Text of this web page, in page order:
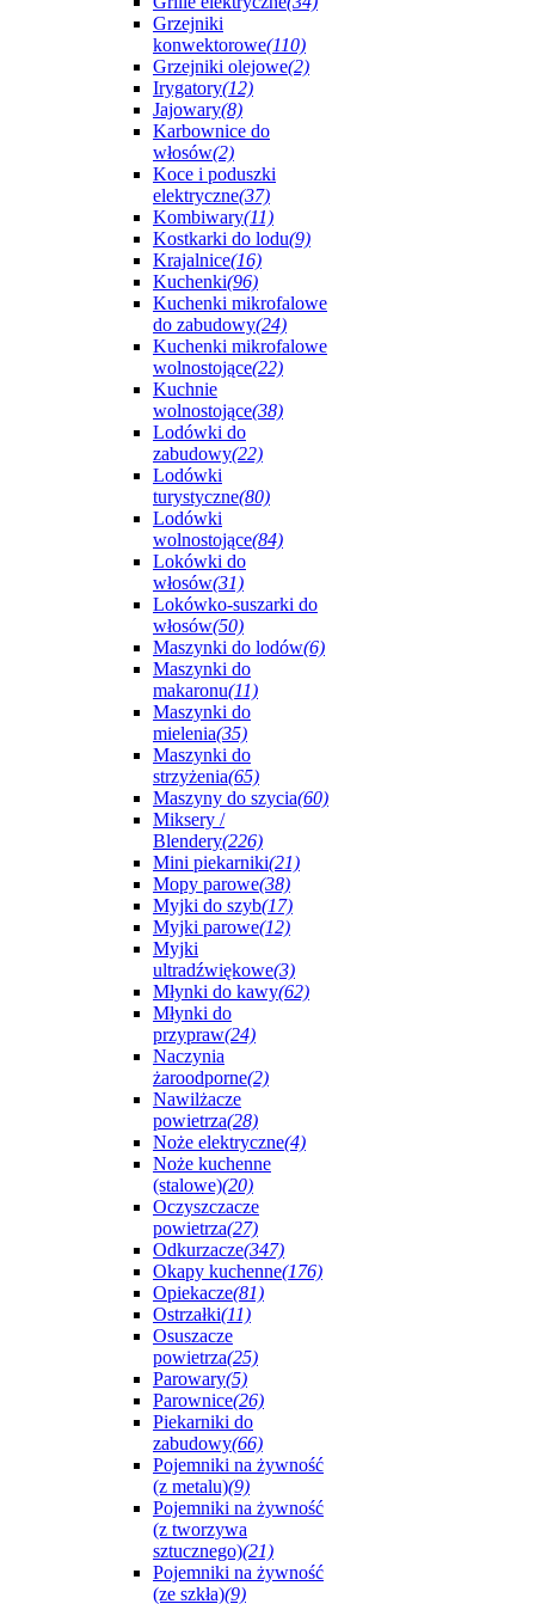
Grzejniki
konwektorowe(110)
Grzejniki olejowe(2)
Irygatory(12)
Jajowary(8)
Karbownice do
włosów(2)
Koce i poduszki
elektryczne(37)
Kombiwary(11)
Kostkarki do lodu(9)
Krajalnice(16)
Kuchenki(96)
Kuchenki mikrofalowe
do zabudowy(24)
Kuchenki mikrofalowe
wolnostojące(22)
Kuchnie
wolnostojące(38)
Lodówki do
zabudowy(22)
Lodówki
turystyczne(80)
Lodówki
wolnostojące(84)
Lokówki do
włosów(31)
Lokówko-suszarki do
włosów(50)
Maszynki do lodów(6)
Maszynki do
makaronu(11)
Maszynki do
mielenia(35)
Maszynki do
strzyżenia(65)
Maszyny do szycia(60)
Miksery /
Blendery(226)
Mini piekarniki(21)
Mopy parowe(38)
Myjki do szyb(17)
Myjki parowe(12)
Myjki
ultradźwiękowe(3)
Młynki do kawy(62)
Młynki do
przypraw(24)
Naczynia
żaroodporne(2)
Nawilżacze
powietrza(28)
Noże elektryczne(4)
Noże kuchenne
(stalowe)(20)
Oczyszczacze
powietrza(27)
Odkurzacze(347)
Okapy kuchenne(176)
Opiekacze(81)
Ostrzałki(11)
Osuszacze
powietrza(25)
Parowary(5)
Parownice(26)
Piekarniki do
zabudowy(66)
Pojemniki na żywność
(z metalu)(9)
Pojemniki na żywność
(z tworzywa
sztucznego)(21)
Pojemniki na żywność
(ze szkła)(9)